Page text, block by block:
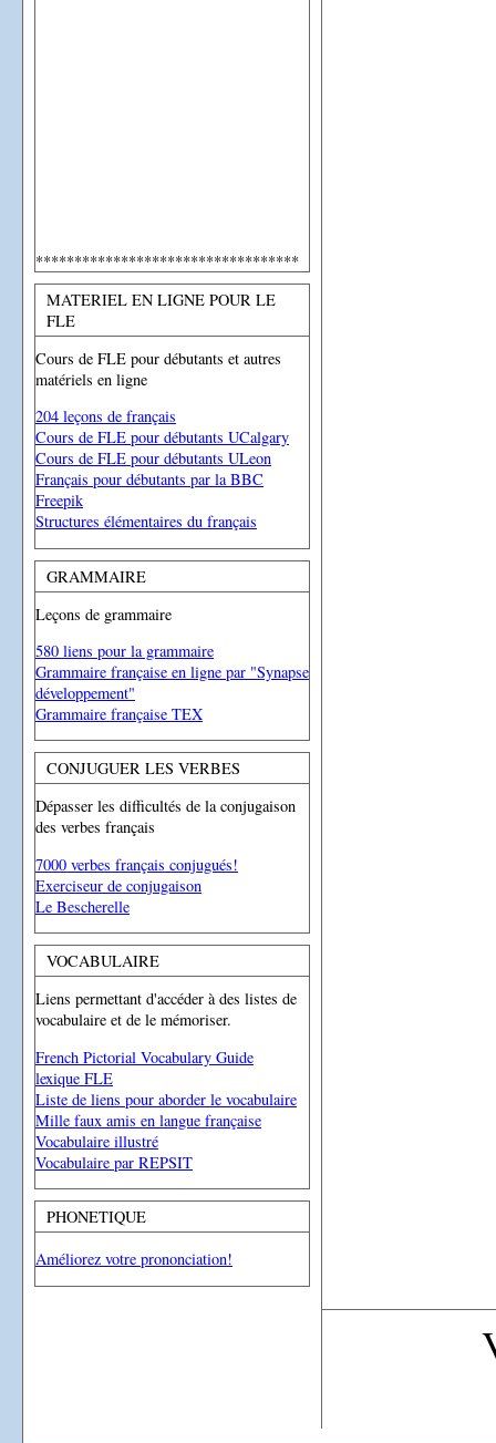
**********************************
MATERIEL EN LIGNE POUR LE
FLE
Cours de FLE pour débutants et autres
matériels en ligne
204 leçons de français
Cours de FLE pour débutants UCalgary
Cours de FLE pour débutants ULeon
Français pour débutants par la BBC
Freepik
Structures élémentaires du français
GRAMMAIRE
Leçons de grammaire
580 liens pour la grammaire
Grammaire française en ligne par "Synapse
développement"
Grammaire française TEX
CONJUGUER LES VERBES
Dépasser les difficultés de la conjugaison
des verbes français
7000 verbes français conjugués!
Exerciseur de conjugaison
Le Bescherelle
VOCABULAIRE
Liens permettant d'accéder à des listes de
vocabulaire et de le mémoriser.
French Pictorial Vocabulary Guide
lexique FLE
Liste de liens pour aborder le vocabulaire
Mille faux amis en langue française
Vocabulaire illustré
Vocabulaire par REPSIT
PHONETIQUE
Améliorez votre prononciation!